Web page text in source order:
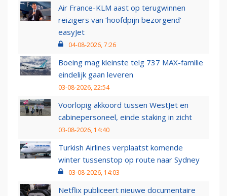
Air France-KLM aast op terugwinnen
reizigers van ‘hoofdpijn bezorgend’
easyJet
04-08-2026, 7:26
Boeing mag kleinste telg 737 MAX-familie
eindelijk gaan leveren
03-08-2026, 22:54
Voorlopig akkoord tussen WestJet en
cabinepersoneel, einde staking in zicht
03-08-2026, 14:40
Turkish Airlines verplaatst komende
winter tussenstop op route naar Sydney
03-08-2026, 14:03
Netflix publiceert nieuwe documentaire